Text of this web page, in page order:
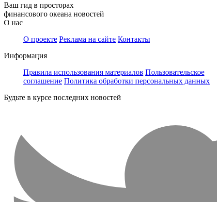
Ваш гид в просторах
финансового океана новостей
О нас
О проекте Реклама на сайте Контакты
Информация
Правила использования материалов Пользовательское
соглашение Политика обработки персональных данных
Будьте в курсе последних новостей